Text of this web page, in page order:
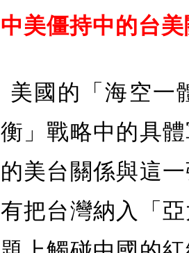
中美僵持中的台
美國的「海空一
衡」戰略中的具
的美台關係與這
有把台灣納入「